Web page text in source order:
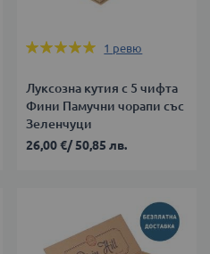
Оценка:
1 ревю
Луксозна кутия с 5 чифта
Фини Памучни чорапи със
Зеленчуци
26,00 €/50,85 лв.